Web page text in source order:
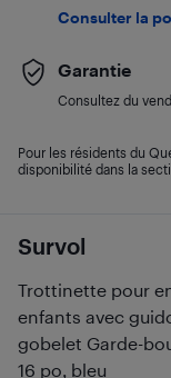
Survol
Trottinette pour
enfants avec
gobelet Garde-
16 po, bleu
Consulter la
Garantie
Consultez du
Pour les résidents du
disponibilité dans la